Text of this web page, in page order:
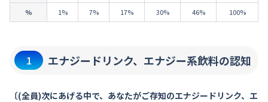
％
1% 7% 17% 30% 46% 100%
1 エナジードリンク、エナジー系飲料の認知
〔(全員)次にあげる中で、あなたがご存知のエナジードリンク、エ